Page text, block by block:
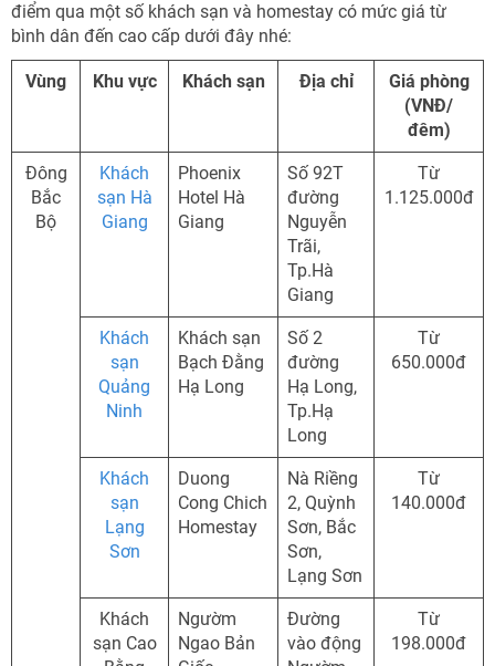
điểm qua một số khách sạn và homestay có mức giá từ
bình dân đến cao cấp dưới đây nhé:
Vùng Khu vực Khách sạn Địa chỉ
Giá phòng
(VNĐ/
đêm)
Đông
Bắc
Bộ
Khách
sạn Hà
Giang
Phoenix
Hotel Hà
Giang
Số 92T
đường
Nguyễn
Trãi,
Tp.Hà
Giang
Từ
1.125.000đ
Khách
sạn
Quảng
Ninh
Khách sạn
Bạch Đằng
Hạ Long
Số 2
đường
Hạ Long,
Tp.Hạ
Long
Từ
650.000đ
Khách
sạn
Lạng
Sơn
Duong
Cong Chich
Homestay
Nà Riềng
2, Quỳnh
Sơn, Bắc
Sơn,
Lạng Sơn
Từ
140.000đ
Khách
sạn Cao
Ngườm
Ngao Bản
Đường
vào động
Từ
198.000đ